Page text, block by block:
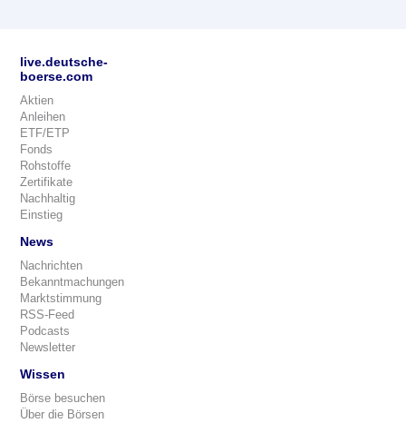
live.deutsche-
boerse.com
Aktien
Anleihen
ETF/ETP
Fonds
Rohstoffe
Zertifikate
Nachhaltig
Einstieg
News
Nachrichten
Bekanntmachungen
Marktstimmung
RSS-Feed
Podcasts
Newsletter
Wissen
Börse besuchen
Über die Börsen